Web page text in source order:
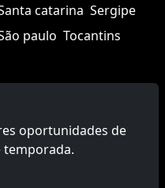
catarina Sergipe
paulo Tocantins
oportunidades de
temporada.